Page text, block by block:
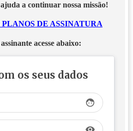
a continuar nossa missão!
PLANOS DE ASSINATURA
acesse abaixo:
os seus dados
face